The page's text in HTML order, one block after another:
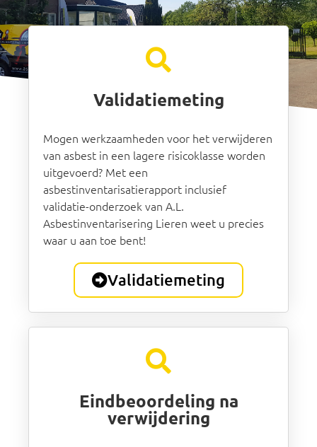
Validatiemeting
Mogen werkzaamheden voor het verwijderen
van asbest in een lagere risicoklasse worden
uitgevoerd? Met een
asbestinventarisatierapport inclusief
validatie-onderzoek van A.L.
Asbestinventarisering Lieren weet u precies
waar u aan toe bent!
Validatiemeting
Eindbeoordeling na
verwijdering